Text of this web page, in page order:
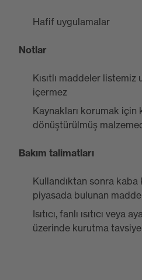
Hafif uygulamalar
Notlar
Kısıtlı maddeler listemiz
içermez
Kaynakları korumak için
dönüştürülmüş
Bakım talimatları
Kullandıktan sonra
piyasada bulunan
Isıtıcı, fanlı ısıtıcı veya
üzerinde kurutma